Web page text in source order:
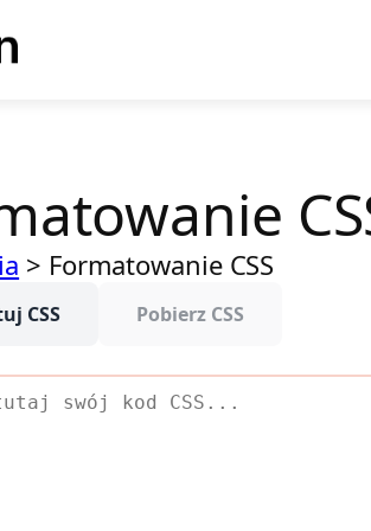
> Formatowanie CSS
CSS Pobierz CSS